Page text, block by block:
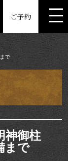
ご予約
で
神御柱
まで